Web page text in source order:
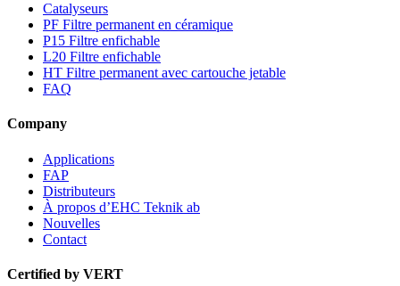
Catalyseurs
PF Filtre permanent en céramique
P15 Filtre enfichable
L20 Filtre enfichable
HT Filtre permanent avec cartouche jetable
FAQ
Company
Applications
FAP
Distributeurs
À propos d’EHC Teknik ab
Nouvelles
Contact
Certified by VERT